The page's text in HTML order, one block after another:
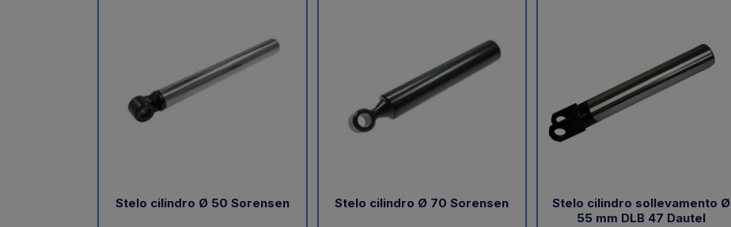
Stelo cilindro Ø 50 Sorensen Stelo cilindro Ø 70 Sorensen
Stelo cilindro sollevamento Ø
55 mm DLB 47 Dautel